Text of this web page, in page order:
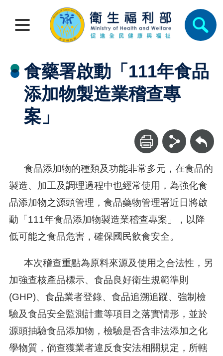
食藥署啟動「111年食品
添加物製造業稽查專
案」
回上一頁
食品添加物的種類及功能非常多元，在食品的
製造、加工及調理過程中也經常使用，為強化食
品添加物之源頭管理，食品藥物管理署近日將啟
動「111年食品添加物製造業稽查專案」，以降
低可能之食品危害，確保國民飲食安全。
本次稽查重點為原料來源及使用之合法性，另
加強查核產品標示、食品良好衛生規範準則
(GHP)、食品業者登錄、食品追溯追蹤、強制檢
驗及食品安全監測計畫等項目之落實情形，並於
源頭抽驗食品添加物，檢驗是否含非法添加之化
學物質，倘查獲業者違反食安法相關規定，所轄